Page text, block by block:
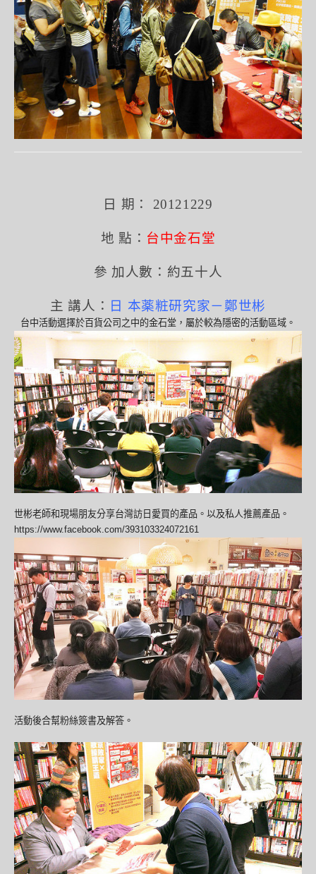
日 期： 20121229
地 點： 台中金石堂
參 加人數：約五十人
主 講人： 日 本薬粧研究家－鄭世彬
台中活動選擇於百貨公司之中的金石堂，屬於較為隱密的活動區域。
世彬老師和現場朋友分享台灣訪日愛買的產品。以及私人推薦產品。
https://www.facebook.com/393103324072161
活動後合幫粉絲簽書及解答。